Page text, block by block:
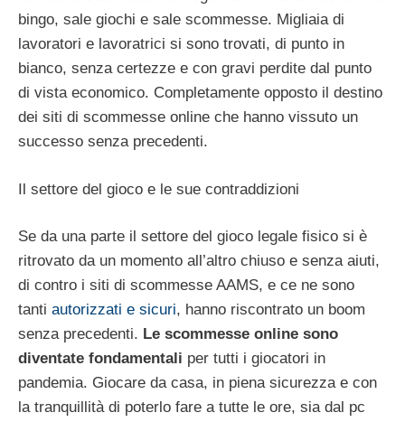
bingo, sale giochi e sale scommesse. Migliaia di
lavoratori e lavoratrici si sono trovati, di punto in
bianco, senza certezze e con gravi perdite dal punto
di vista economico. Completamente opposto il destino
dei siti di scommesse online che hanno vissuto un
successo senza precedenti.
Il settore del gioco e le sue contraddizioni
Se da una parte il settore del gioco legale fisico si è
ritrovato da un momento all’altro chiuso e senza aiuti,
di contro i siti di scommesse AAMS, e ce ne sono
tanti autorizzati e sicuri, hanno riscontrato un boom
senza precedenti. Le scommesse online sono
diventate fondamentali per tutti i giocatori in
pandemia. Giocare da casa, in piena sicurezza e con
la tranquillità di poterlo fare a tutte le ore, sia dal pc